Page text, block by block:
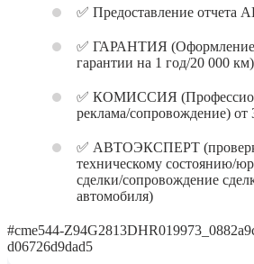
✅ Предоставление отчета
✅ ГАРАНТИЯ (Оформление
гарантии на 1 год/20 000 км)
✅ КОМИССИЯ
реклама/сопровождение) от
✅ АВТОЭКСПЕРТ
техническому состоянию/
сделки/сопровождение
автомобиля)
#cme544-
d06726d9dad5